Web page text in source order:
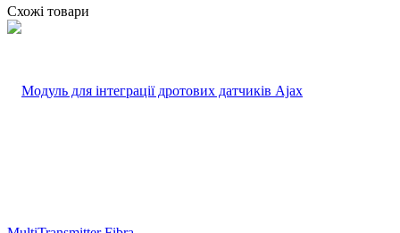
Схожі товари